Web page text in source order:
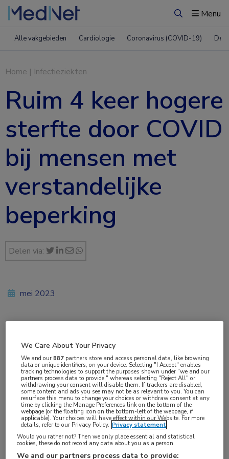
ZoekenMenu
Alle vakgebieden Cardiologie Coronavirus (COVID-19)
Home | Infectieziekten
Ruim 4 keer hogere
sterfte door COVID
bij mensen met
verstandelijke
beperking
Delen via:
mei 2023
Coronavirus (COVID-19),Huisartsgeneeskunde
Infectieziekten,Longziekten
Aandachtsgebieden:
Virale infecties
Tags:
coronavirus,COVID-19 ,SARS-CoV-2
We Care About Your Privacy
We and our887 partners store and access personal data, like browsing
data or unique identifiers, on your device. Selecting "I Accept" enables
tracking technologies to support the purposes shown under "we and our
partners process data to provide," whereas selecting "Reject All" or
withdrawing your consent will disable them. If trackers are disabled,
some content and ads you see may not be as relevant to you. You can
resurface this menu to change your choices or withdraw consent at any
time by clicking the Manage Preferences link on the bottom of the
webpage [or the floating icon on the bottom-left of the webpage, if
applicable]. Your choices will have effect within our Website. For more
details, refer to our Privacy Policy. Privacy statement
Would you rather not? Then we only place essential and statistical
cookies, these do not record any data about you as a person
We and our partners process data to provide: